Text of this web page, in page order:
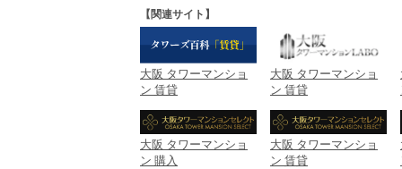
【関連サイト】
大阪 タワーマンショ
ン 賃貸
大阪 タワーマンショ
ン 賃貸
大阪 タワーマンショ
ン 購入
大阪 タワーマンショ
ン 賃貸